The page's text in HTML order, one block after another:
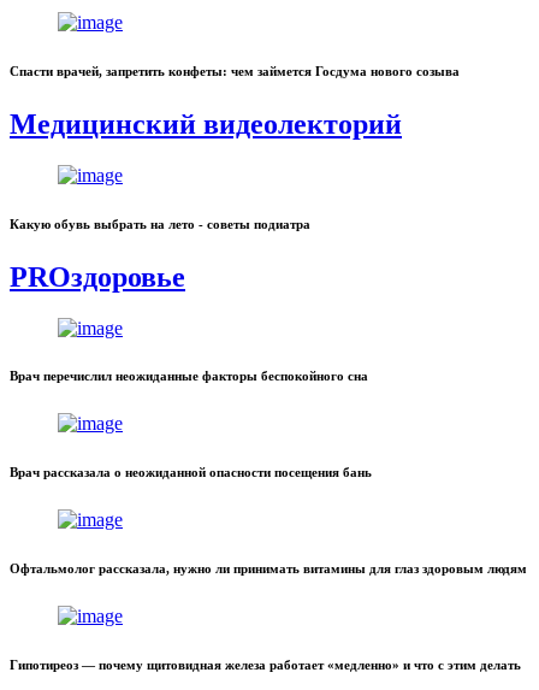
Спасти врачей, запретить конфеты: чем займется Госдума нового созыва
Медицинский видеолекторий
Какую обувь выбрать на лето - советы подиатра
PROздоровье
Врач перечислил неожиданные факторы беспокойного сна
Врач рассказала о неожиданной опасности посещения бань
Офтальмолог рассказала, нужно ли принимать витамины для глаз здоровым людям
Гипотиреоз — почему щитовидная железа работает «медленно» и что с этим делать